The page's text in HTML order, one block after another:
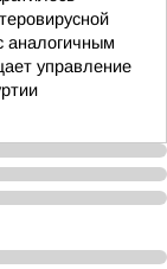
аналогичным
управление